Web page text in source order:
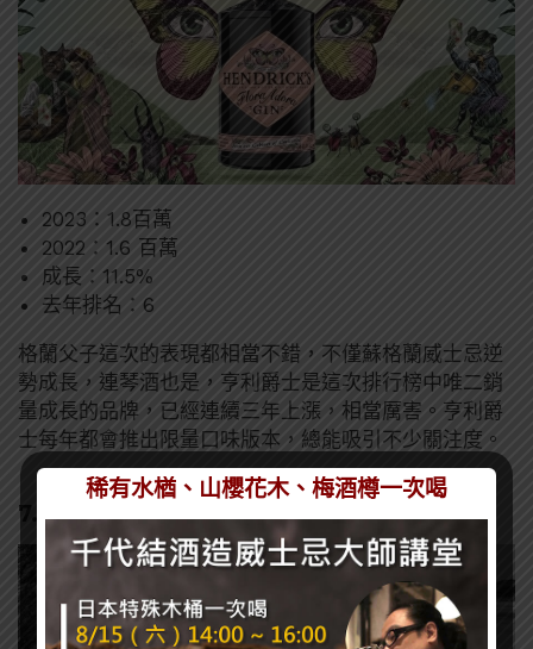
2023：1.8百萬
2022：1.6 百萬
成長：11.5%
去年排名：6
格蘭父子這次的表現都相當不錯，不僅蘇格蘭威士忌逆
勢成長，連琴酒也是，亨利爵士是這次排行榜中唯二銷
量成長的品牌，已經連續三年上漲，相當厲害。亨利爵
士每年都會推出限量口味版本，總能吸引不少關注度。
7. 拉里歐 Larios
稀有水楢、山櫻花木、梅酒樽一次喝